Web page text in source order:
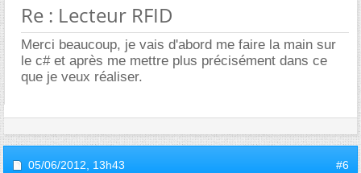
Re : Lecteur RFID
Merci beaucoup, je vais d'abord me faire la main sur
le c# et après me mettre plus précisément dans ce
que je veux réaliser.
05/06/2012, 13h43 #6